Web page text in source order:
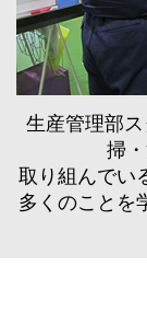
生産管理部
掃
取り組んでい
多くのことを